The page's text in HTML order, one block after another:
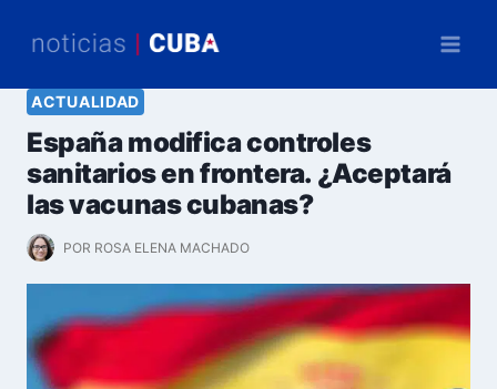
ACTUALIDAD
España modifica controles
sanitarios en frontera. ¿Aceptará
las vacunas cubanas?
POR ROSA ELENA MACHADO